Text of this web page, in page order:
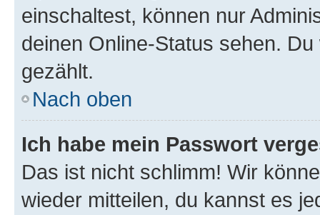
einschaltest, können nur
deinen Online-Status sehen.
gezählt.
Nach oben
Ich habe mein Passwort
Das ist nicht schlimm! Wir
wieder mitteilen, du kannst es